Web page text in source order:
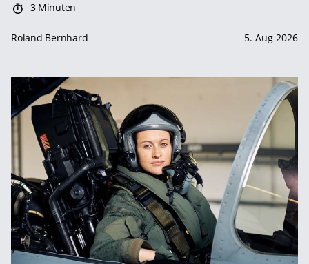
3 Minuten
Roland Bernhard 5. Aug 2026